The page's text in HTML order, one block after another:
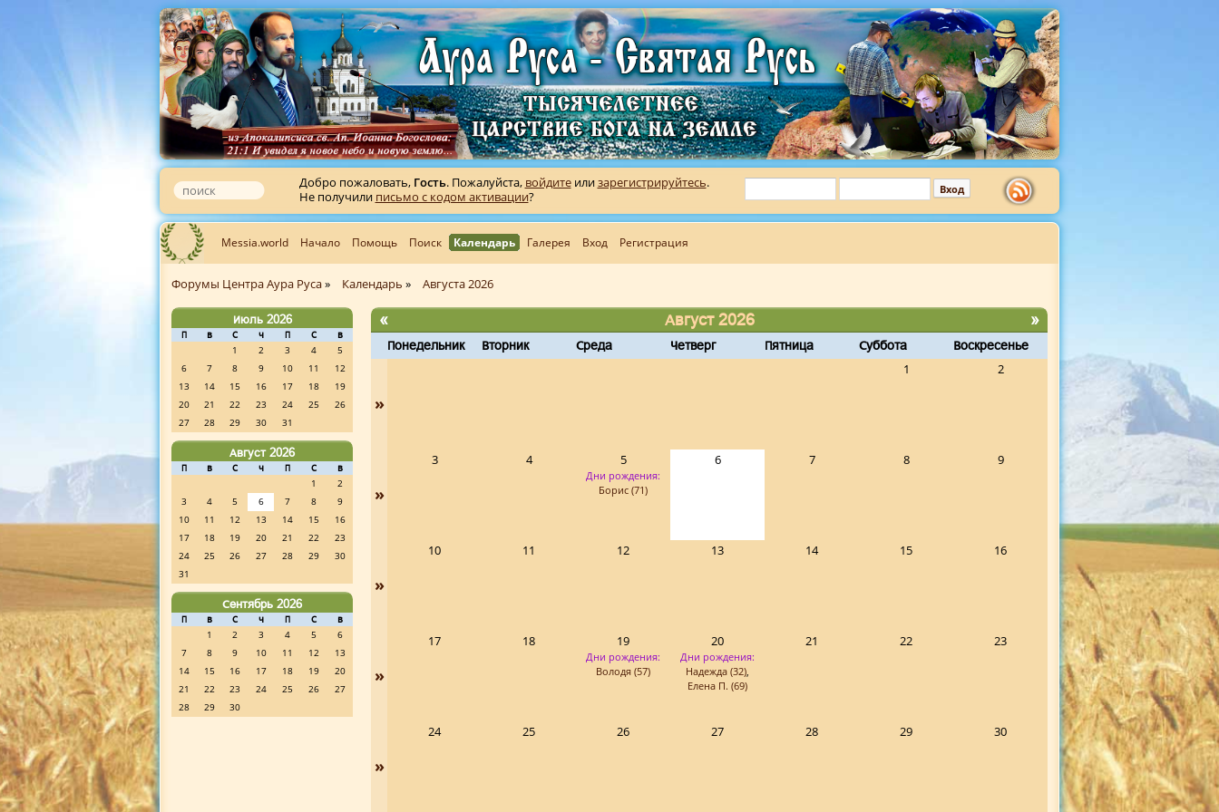
Добро пожаловать, Гость. Пожалуйста, войдитеилизарегистрируйтесь.
Не получили письмо с кодом активации?
Messia.world Начало Помощь Поиск Календарь Галерея Вход Регистрация
Форумы Центра Аура Руса» Календарь » Августа 2026
Июль 2026
П В С Ч П С В
1 2 3 4
5
6
7 8 9 10 11
12
13
14 15 16 17 18
19
20
21 22 23 24 25
26
27
28 29 30 31
Август 2026
П В С Ч П С В
1
2
3
4 5 6 7 8
9
10
11 12 13 14 15
16
17
18 19 20 21 22
23
24
25 26 27 28 29
30
31
Сентябрь 2026
П В С Ч П С В
1 2 3 4 5
6
7
8 9 10 11 12
13
14
15 16 17 18 19
20
21
22 23 24 25 26
27
28
29 30
« »
Август 2026
Понедельник Вторник Среда Четверг Пятница Суббота Воскресенье
»
1 2
»
3 4 5
Дни рождения:
Борис (71)
6 7 8 9
»
10 11 12 13 14 15 16
»
17 18 19
Дни рождения:
Володя (57)
20
Дни рождения:
Надежда (32),
Елена П. (69)
21 22 23
»
24 25 26 27 28 29 30